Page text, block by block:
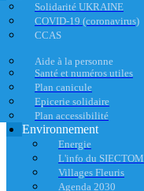
Solidarité UKRAINE
COVID-19 (coronavirus)
CCAS
Aide à la personne
Santé et numéros utiles
Plan canicule
Epicerie solidaire
Plan accessibilité
Environnement
Energie
L'info du SIECTOM
Villages Fleuris
Agenda 2030